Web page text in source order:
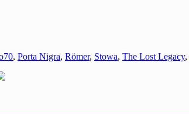
, Porta Nigra, Römer, Stowa, The Lost Legacy,